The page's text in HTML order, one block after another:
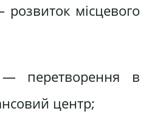
місцевого
перетворення в
центр;